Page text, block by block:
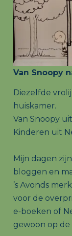
Van Snoopy
Diezelfde
huiskamer.
Van Snoopy
Kinderen uit
Mijn dagen
bloggen en
’s Avonds
voor de
e-boeken of
gewoon op